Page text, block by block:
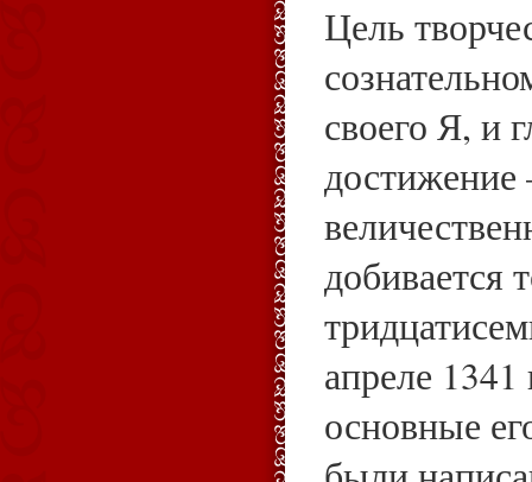
Цель
своего Я, и
достижение
добивается
апреле
основные